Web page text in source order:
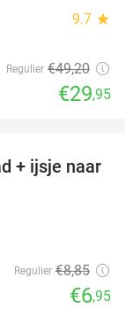
9.7 star
Regulier €49,20
€29,95
21%
+ ijsje naar
Regulier €8,85
€6,95